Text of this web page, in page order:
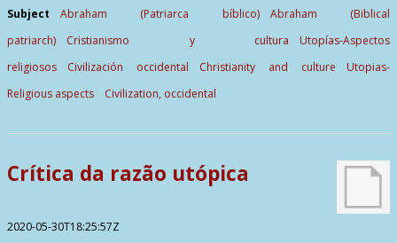
Subject
Abraham (Patriarca bíblico)
Abraham (Biblical
patriarch)
Cristianismo y cultura
Utopías-Aspectos
religiosos
Civilización occidental Christianity and culture
Utopias-
Religious aspects
Civilization, occidental
Crítica da razão utópica
2020-05-30T18:25:57Z